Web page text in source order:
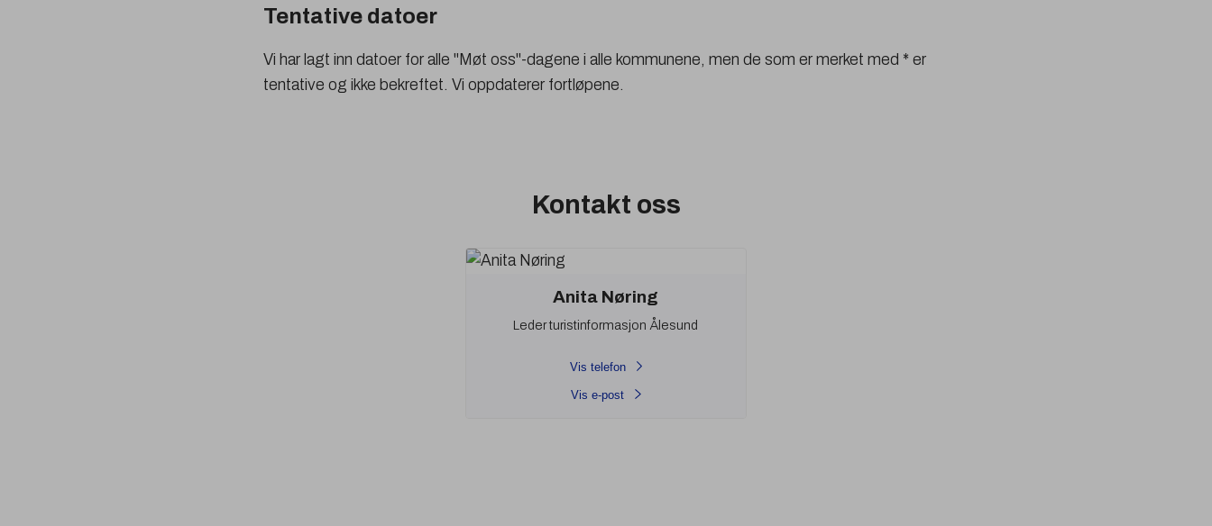
Tentative datoer
Vi har lagt inn datoer for alle "Møt oss"-dagene i alle kommunene, men de som er merket med * er
tentative og ikke bekreftet. Vi oppdaterer fortløpene.
Kontakt oss
Anita Nøring
Leder turistinformasjon Ålesund
Vis telefon
Vis e-post